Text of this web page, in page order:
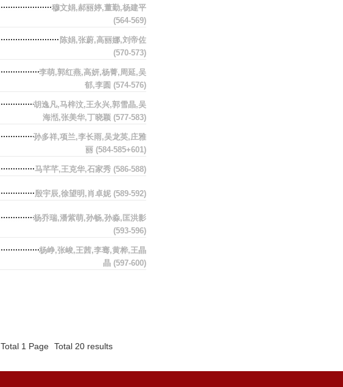
穆文娟,郝丽婷,董勤,杨建平
(564-569)
陈娟,张蔚,高丽娜,刘帝佐
(570-573)
李萌,郭红燕,高妍,杨菁,周延,吴
郁,李圆 (574-576)
胡逸凡,马梓汶,王永兴,郭雪晶,吴
海湉,张美华,丁晓颖 (577-583)
孙多祥,项兰,李长雨,吴龙英,庄雅
丽 (584-585+601)
马芊芊,王克华,石家秀 (586-588)
殷宇辰,徐望明,肖卓妮 (589-592)
杨乔瑞,潘紫萌,孙畅,孙淼,匡洪影
(593-596)
杨峥,张峻,王茜,李骞,黄桦,王晶
晶 (597-600)
Total 1 Page Total 20 results